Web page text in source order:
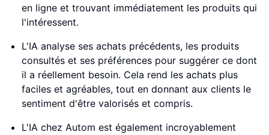
en ligne et trouvant immédiatement les produits qui
l'intéressent.
L'IA analyse ses achats précédents, les produits
consultés et ses préférences pour suggérer ce dont
il a réellement besoin. Cela rend les achats plus
faciles et agréables, tout en donnant aux clients le
sentiment d'être valorisés et compris.
L'IA chez Autom est également incroyablement